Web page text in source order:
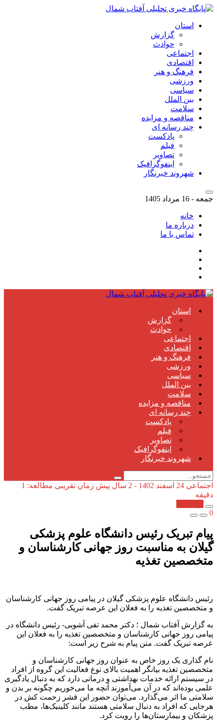
استان
گزارش
حوادث
اجتماعی
اقتصادی
فرهنگ و هنر
ورزشی
سیاسی
بین الملل
سلامت
مناقصه و مزایده
چند رسانه ای
پادکست
فیلم
تصاویر
اینفوگرافیک
شهروند خبرنگار
جمعه - 16 مرداد 1405
خانه
درباره ما
تماس با ما
استان
گزارش
حوادث
اجتماعی
اقتصادی
فرهنگ و هنر
ورزشی
سیاسی
بین الملل
سلامت
مناقصه و مزایده
چند رسانه ای
پادکست
فیلم
تصاویر
اینفوگرافیک
شهروند خبرنگار
اجتماعی 24 اسفند 1402 - 2 سال پیش
زمان تقریبی مطالعه: 1
دقیقه
0
پیام تبریک رئیس دانشگاه علوم پزشکی
گیلان به مناسبت روز جهانی کارشناسان و
متخصصین تغذیه
رئیس دانشگاه علوم پزشکی گیلان در پیامی روز جهانی کارشناسان
و متخصصین تغذیه را به فعلان این عرصه تبریک گفت.
به گزارش آفتاب شمال ؛ دکتر محمد تفی آشوبی- رئیس دانشگاه در
پیامی روز جهانی کارشناسان و متخصصین تغذیه را به فعلان این
عرصه تبریک گفت. متن پیام به شرح زیر است:
نام گذاری یک روز خاص به عنوان روز جهانی کارشناسان و
متخصصین تغذیه بیانگر اهمیت بالای نوع فعالیت این گروه از افراد
در سیستم ارائه خدمات بهداشتی و درمانی دارد که به دنبال یادگیری
علمی بوده‌اند که در آن می‌آموزند آنچه ما می‌خوریم چگونه بر بدن و
سلامتی ما اثر می‌گذارد. می‌توان حضور این قشر زحمت کش در
هرجایی که افراد به دنبال سلامتی هستند مانند کلینیک‌ها، مطب
پزشکان و بیمارستان‌ها را رویت کرد.